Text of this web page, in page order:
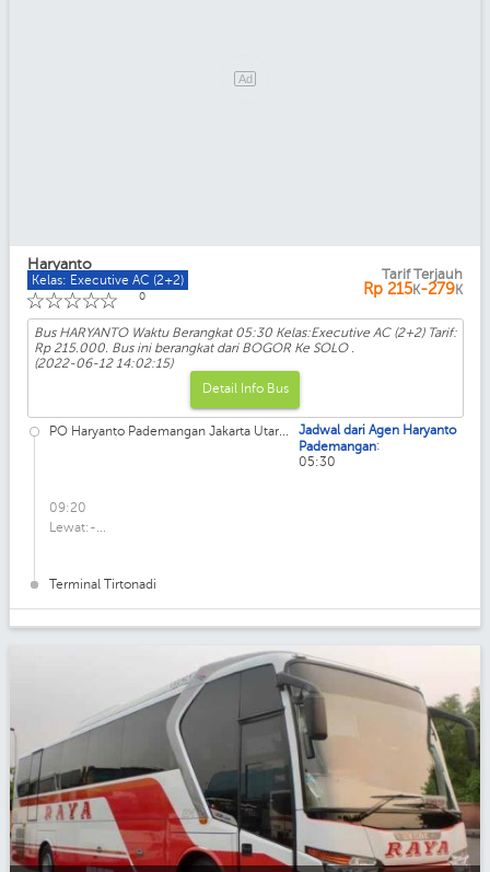
Haryanto
Kelas: Executive AC (2+2)
☆
☆
☆
☆
☆ 0
Tarif Terjauh
Rp 215K-279K
Bus HARYANTO Waktu Berangkat 05:30 Kelas:Executive AC (2+2) Tarif:
Rp 215.000. Bus ini berangkat dari BOGOR Ke SOLO .
(2022-06-12 14:02:15)
Detail Info Bus
PO Haryanto Pademangan Jakarta Utar...
09:20
Lewat:-...
Terminal Tirtonadi
Jadwal dari Agen Haryanto
Pademangan:
05:30